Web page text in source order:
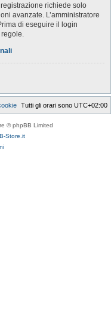
richiede solo
avanzate. L’amministratore
di eseguire il login
Tutti gli orari sono UTC+02:00
© phpBB Limited
Store.it